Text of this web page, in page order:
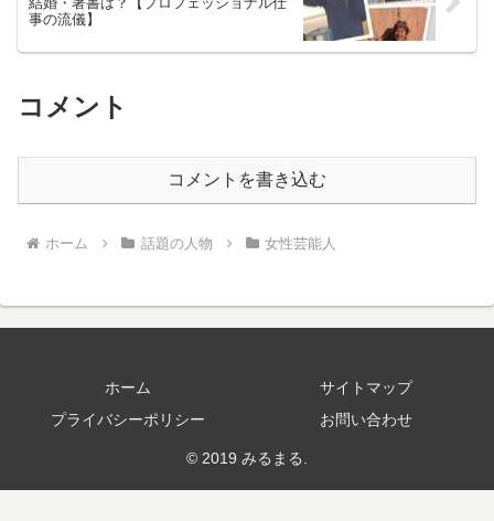
事の流儀】
コメント
コメントを書き込む
ホーム 話題の人物 女性芸能人
ホーム
サイトマップ
プライバシーポリシー
お問い合わせ
© 2019 みるまる.